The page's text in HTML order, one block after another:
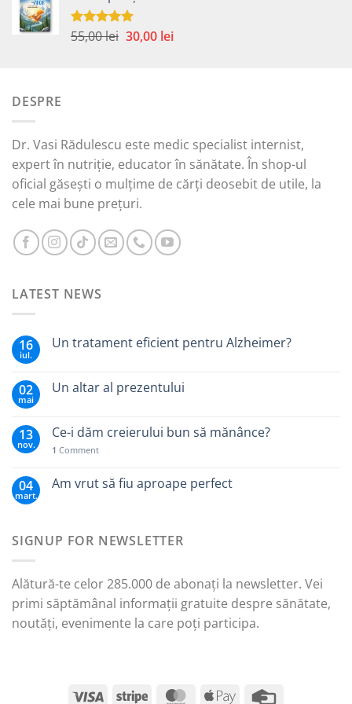
fost:
65,00 lei.
Evaluat la
55,00lei Prețul
30,00 leiPrețul
DESPRE
Dr. Vasi Rădulescu este medic specialist internist,
expert în nutriție, educator în sănătate. În shop-ul
oficial găsești o mulțime de cărți deosebit de utile, la
cele mai bune prețuri.
LATEST NEWS
16
iul.
Un tratament eficient pentru Alzheimer?
02
mai
Un altar al prezentului
13
nov.
Ce-i dăm creierului bun să mănânce?
1 Comment
04
mart.
Am vrut să fiu aproape perfect
SIGNUP FOR NEWSLETTER
Alătură-te celor 285.000 de abonați la newsletter. Vei
primi săptămânal informații gratuite despre sănătate,
noutăți, evenimente la care poți participa.